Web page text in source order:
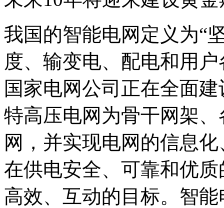
我国的智能电网定义为“
度、输变电、配电和用
国家电网公司正在全面
特高压电网为骨干网架
网，并实现电网的信息
在供电安全、可靠和优
高效、互动的目标。智